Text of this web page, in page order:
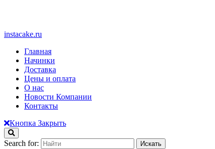
instacake.ru
Главная
Начинки
Доставка
Цены и оплата
О нас
Новости Компании
Контакты
Кнопка Закрыть
Search for: